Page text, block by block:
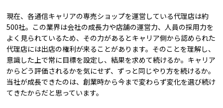
現在、各通信キャリアの専売ショップを運営している代理店は約
500社。この業界は会社の成長力や店舗の運営力、人員の採用力を
よく見られているため、その力があるとキャリア側から認められた
代理店には出店の権利が来ることがあります。そのことを理解し、
意識した上で常に目標を設定し、結果を求めて続けるか。キャリア
からどう評価されるかを気にせず、ずっと同じやり方を続けるか。
当社が成長できたのは、創業時から今まで変わらず変化を選び続け
てきたからだと思っています。